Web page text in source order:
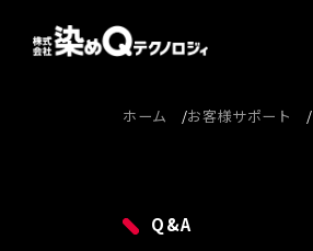
ホーム お客様サポート
Q&A